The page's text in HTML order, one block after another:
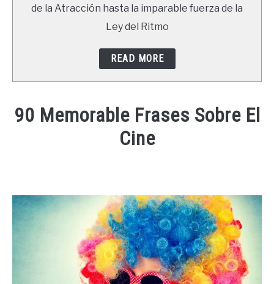
de la Atracción hasta la imparable fuerza de la
Ley del Ritmo
READ MORE
90 Memorable Frases Sobre El
Cine
in
Frases